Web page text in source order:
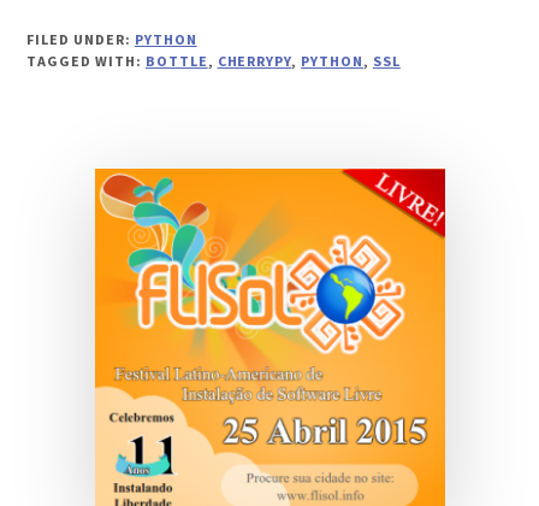
ON
SERVER
FILED UNDER: PYTHON
TAGGED WITH: BOTTLE, CHERRYPY, PYTHON, SSL